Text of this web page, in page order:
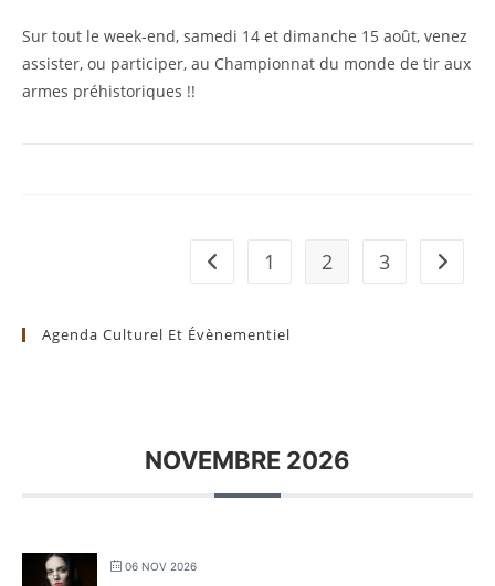
Sur tout le week-end, samedi 14 et dimanche 15 août, venez
assister, ou participer, au Championnat du monde de tir aux
armes préhistoriques !!
Go to the previous page
1 2 3 Aller à
Agenda Culturel Et Évènementiel
NOVEMBRE 2026
06 NOV 2026